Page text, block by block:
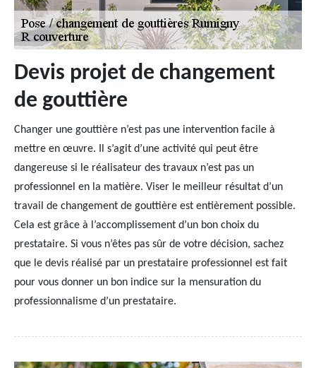
Devis projet de changement
de gouttière
Changer une gouttière n’est pas une intervention facile à
mettre en œuvre. Il s’agit d’une activité qui peut être
dangereuse si le réalisateur des travaux n’est pas un
professionnel en la matière. Viser le meilleur résultat d’un
travail de changement de gouttière est entièrement possible.
Cela est grâce à l’accomplissement d’un bon choix du
prestataire. Si vous n’êtes pas sûr de votre décision, sachez
que le devis réalisé par un prestataire professionnel est fait
pour vous donner un bon indice sur la mensuration du
professionnalisme d’un prestataire.